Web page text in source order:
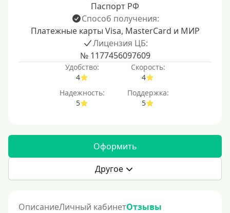
Паспорт РФ
Способ получения:
Платежные карты Visa, MasterCard и МИР
Лицензия ЦБ:
№ 1177456097609
Удобство:
4
Скорость:
4
Надежность:
5
Поддержка:
5
Оформить
Другое
ОписаниеЛичный кабинетОтзывы